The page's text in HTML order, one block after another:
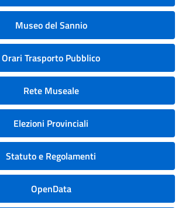
Museo del Sannio
Orari Trasporto Pubblico
Rete Museale
Elezioni Provinciali
Statuto e Regolamenti
OpenData